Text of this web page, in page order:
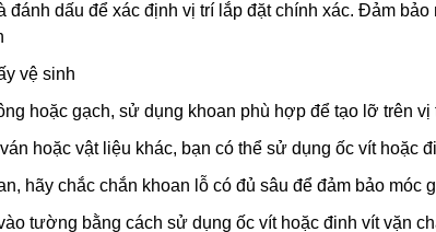
đánh dấu để xác định vị trí lắp đặt chính xác. Đảm
vệ sinh
hoặc gạch, sử dụng khoan phù hợp để tạo lỡ trên vị
hoặc vật liệu khác, bạn có thể sử dụng ốc vít hoặc
hãy chắc chắn khoan lỗ có đủ sâu để đảm bảo
tường bằng cách sử dụng ốc vít hoặc đinh vít vặn